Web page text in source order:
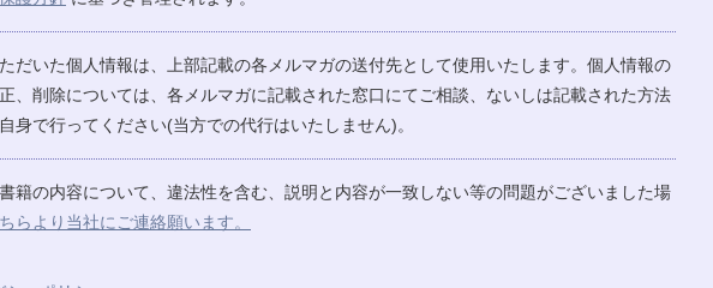
だいた個人情報は、上部記載の各メルマガの送付先として使用いたします。個人情報の
、削除については、各メルマガに記載された窓口にてご相談、ないしは記載された方法
身で行ってください(当方での代行はいたしません)。
籍の内容について、違法性を含む、説明と内容が一致しない等の問題がございました場
らより当社にご連絡願います。